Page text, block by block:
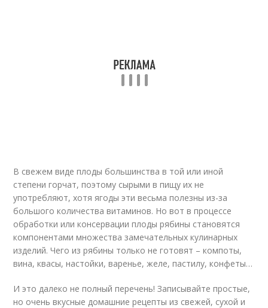
В свежем виде плоды большинства в той или иной
степени горчат, поэтому сырыми в пищу их не
употребляют, хотя ягоды эти весьма полезны из-за
большого количества витаминов. Но вот в процессе
обработки или консервации плоды рябины становятся
компонентами множества замечательных кулинарных
изделий. Чего из рябины только не готовят – компоты,
вина, квасы, настойки, варенье, желе, пастилу, конфеты…
И это далеко не полный перечень! Записывайте простые,
но очень вкусные домашние рецепты из свежей, сухой и